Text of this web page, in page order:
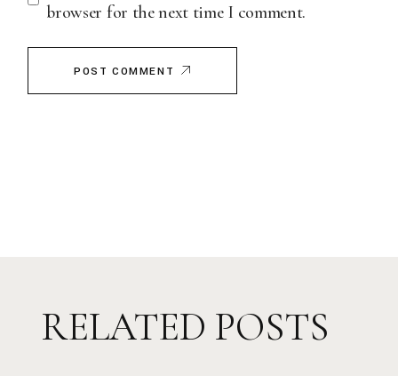
browser for the next time I comment.
POST COMMENT
RELATED POSTS